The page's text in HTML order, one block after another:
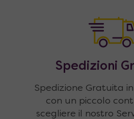
Spedizioni
Spedizione Gratuita
con un piccolo
scegliere il nostro